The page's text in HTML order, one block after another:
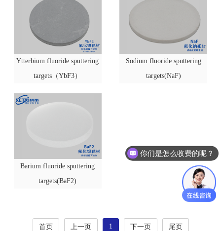
Ytterbium fluoride sputtering
targets（YbF3）
Sodium fluoride sputtering
targets(NaF)
Barium fluoride sputtering
targets(BaF2)
首页 上一页 1 下一页 尾页
你们是怎么收费的呢？